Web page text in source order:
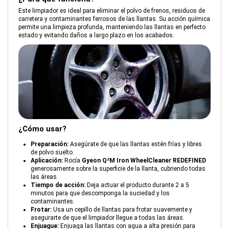
Este limpiador es ideal para eliminar el polvo de frenos, residuos de
carretera y contaminantes ferrosos de las llantas. Su acción química
permite una limpieza profunda, manteniendo las llantas en perfecto
estado y evitando daños a largo plazo en los acabados.
¿Cómo usar?
Preparación: Asegúrate de que las llantas estén frías y libres
de polvo suelto.
Aplicación: Rocía Gyeon Q²M Iron WheelCleaner REDEFINED
generosamente sobre la superficie de la llanta, cubriendo todas
las áreas.
Tiempo de acción: Deja actuar el producto durante 2 a 5
minutos para que descomponga la suciedad y los
contaminantes.
Frotar: Usa un cepillo de llantas para frotar suavemente y
asegurarte de que el limpiador llegue a todas las áreas.
Enjuague: Enjuaga las llantas con agua a alta presión para